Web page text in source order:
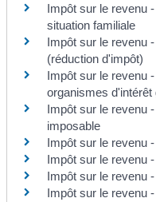
Impôt sur le revenu
situation familiale
Impôt sur le revenu
(réduction d'impôt)
Impôt sur le revenu
organismes d'intérêt
Impôt sur le revenu
imposable
Impôt sur le revenu
Impôt sur le revenu
Impôt sur le revenu
Impôt sur le revenu